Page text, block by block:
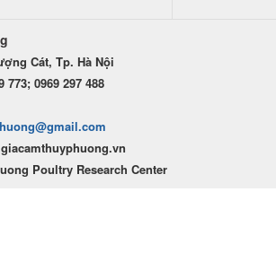
Cát, Tp. Hà Nội
773; 0969 297 488
Poultry Research Center